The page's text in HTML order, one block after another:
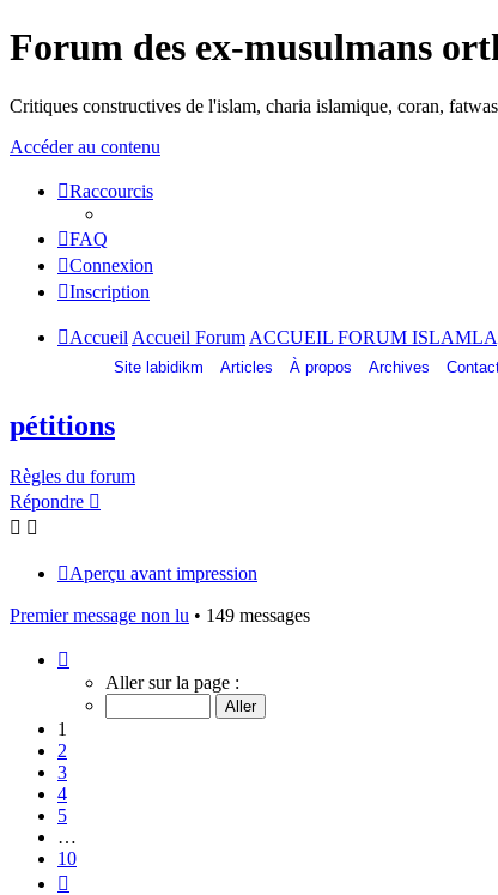
Forum des ex-musulmans
Critiques constructives de l'islam, charia islamique, coran,
Accéder au contenu
Raccourcis
FAQ
Connexion
Inscription
Accueil Accueil Forum ACCUEIL FORUM ISLAMLA
Site labidikm Articles À propos Archives
pétitions
Règles du forum
Répondre
Aperçu avant impression
Premier message non lu • 149 messages
sur
Aller sur la page :
1
2
3
4
5
…
10